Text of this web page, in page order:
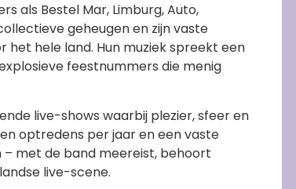
als Bestel Mar, Limburg, Auto,
geheugen en zijn vaste
hele land. Hun muziek spreekt een
feestnummers die menig
live-shows waarbij plezier, sfeer en
optredens per jaar en een vaste
– met de band meereist, behoort
live-scene.